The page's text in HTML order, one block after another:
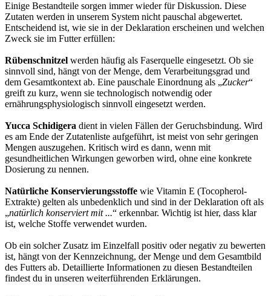
Einige Bestandteile sorgen immer wieder für Diskussion. Diese
Zutaten werden in unserem System nicht pauschal abgewertet.
Entscheidend ist, wie sie in der Deklaration erscheinen und welchen
Zweck sie im Futter erfüllen:
Rübenschnitzel werden häufig als Faserquelle eingesetzt. Ob sie
sinnvoll sind, hängt von der Menge, dem Verarbeitungsgrad und
dem Gesamtkontext ab. Eine pauschale Einordnung als „Zucker“
greift zu kurz, wenn sie technologisch notwendig oder
ernährungsphysiologisch sinnvoll eingesetzt werden.
Yucca Schidigera dient in vielen Fällen der Geruchsbindung. Wird
es am Ende der Zutatenliste aufgeführt, ist meist von sehr geringen
Mengen auszugehen. Kritisch wird es dann, wenn mit
gesundheitlichen Wirkungen geworben wird, ohne eine konkrete
Dosierung zu nennen.
Natürliche Konservierungsstoffe wie Vitamin E (Tocopherol-
Extrakte) gelten als unbedenklich und sind in der Deklaration oft als
„natürlich konserviert mit ...“ erkennbar. Wichtig ist hier, dass klar
ist, welche Stoffe verwendet wurden.
Ob ein solcher Zusatz im Einzelfall positiv oder negativ zu bewerten
ist, hängt von der Kennzeichnung, der Menge und dem Gesamtbild
des Futters ab. Detaillierte Informationen zu diesen Bestandteilen
findest du in unseren weiterführenden Erklärungen.